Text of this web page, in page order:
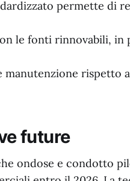
permette di
le fonti rinnovabili, in
manutenzione rispetto
future
ondose e condotto